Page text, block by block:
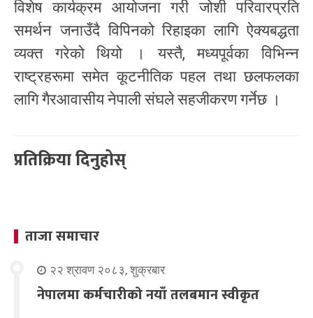
विशेष कार्यक्रम आयोजना गरी जोशी परिवारप्रति
समर्थन जनाउँदै विपिनको रिहाइका लागि ऐक्यबद्धता
व्यक्त गरेको थियो । यस्तै, मध्यपूर्वका विभिन्न
राष्ट्रहरूमा समेत कूटनीतिक पहल तथा छलफलका
लागि गैरआवासीय नेपाली संघले सहजीकरण गर्नेछ ।
प्रतिक्रिया दिनुहोस्
ताजा समाचार
२२ श्रावण २०८३, शुक्रबार
नेपालमा कर्मचारीको नयाँ तलबमान स्वीकृत